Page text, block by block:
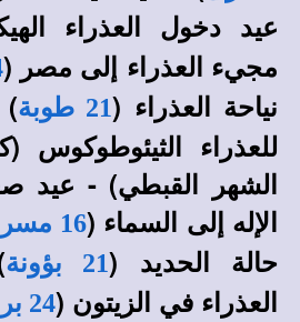
عيد دخول العذراء
مجيء العذراء إلى مصر (
نياحة العذراء (21 طوبة
)
الشهر القبطي) - عيد
الإله إلى السماء (16 مسرى
حالة الحديد (21 بؤونة
العذراء في الزيتون (24 برمهات